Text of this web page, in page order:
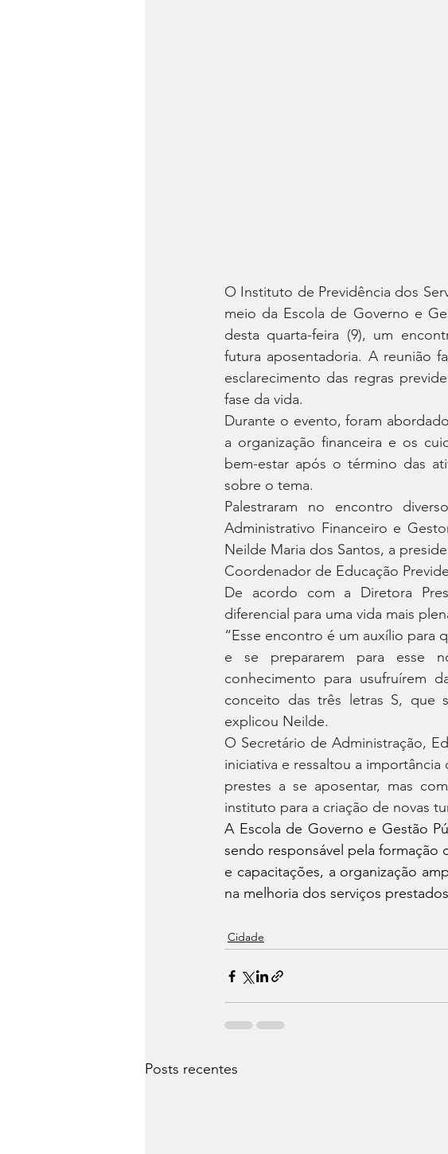
O Instituto de Previdência dos
meio da Escola de Governo e
desta quarta-feira (9), um
futura aposentadoria. A reunião
esclarecimento das regras
fase da vida.
Durante o evento, foram
a organização financeira e os
bem-estar após o término das
sobre o tema.
Palestraram no encontro
Administrativo Financeiro e
Neilde Maria dos Santos, a
Coordenador de Educação
De acordo com a Diretora
diferencial para uma vida mais
“Esse encontro é um auxílio para
e se prepararem para esse
conhecimento para usufruírem
conceito das três letras S, que
explicou Neilde.
O Secretário de Administração,
iniciativa e ressaltou a
prestes a se aposentar, mas
instituto para a criação de novas
A Escola de Governo e Gestão
sendo responsável pela formação
e capacitações, a organização
na melhoria dos serviços
Cidade
Posts recentes